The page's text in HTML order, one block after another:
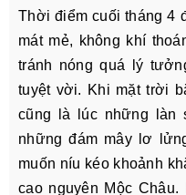
Thời điểm cuối tháng 4
mát mẻ, không khí
tránh nóng quá lý
tuyệt vời. Khi mặt trời
cũng là lúc những làn
những đám mây lơ
muốn níu kéo khoảnh
cao nguyên Mộc